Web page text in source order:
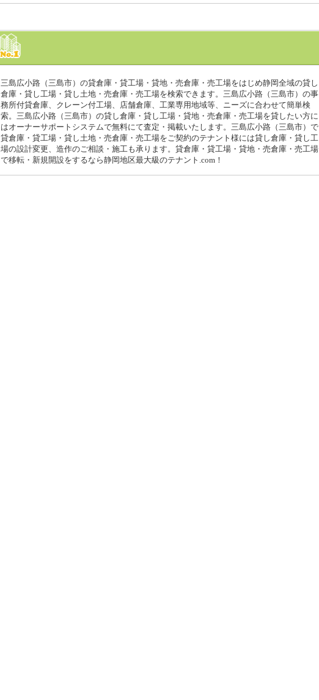
三島広小路（三島市）の貸倉庫・貸工場・貸地・売倉庫・売工場をはじめ静岡全域の貸し
倉庫・貸し工場・貸し土地・売倉庫・売工場を検索できます。三島広小路（三島市）の事
務所付貸倉庫、クレーン付工場、店舗倉庫、工業専用地域等、ニーズに合わせて簡単検
索。三島広小路（三島市）の貸し倉庫・貸し工場・貸地・売倉庫・売工場を貸したい方に
はオーナーサポートシステムで無料にて査定・掲載いたします。三島広小路（三島市）で
貸倉庫・貸工場・貸し土地・売倉庫・売工場をご契約のテナント様には貸し倉庫・貸し工
場の設計変更、造作のご相談・施工も承ります。貸倉庫・貸工場・貸地・売倉庫・売工場
で移転・新規開設をするなら静岡地区最大級のテナント.com！